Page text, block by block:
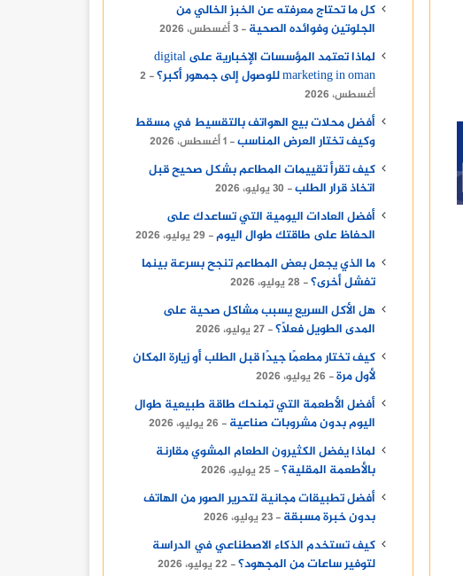
كل ما تحتاج معرفته عن الخبز الخالي من
الجلوتين وفوائده الصحية
3 أغسطس، 2026
لماذا تعتمد المؤسسات الإخبارية على digital
marketing in oman للوصول إلى جمهور أكبر؟
2
أغسطس، 2026
أفضل محلات بيع الهواتف بالتقسيط في مسقط
وكيف تختار العرض المناسب
1 أغسطس، 2026
كيف تقرأ تقييمات المطاعم بشكل صحيح قبل
اتخاذ قرار الطلب
30 يوليو، 2026
أفضل العادات اليومية التي تساعدك على
الحفاظ على طاقتك طوال اليوم
29 يوليو، 2026
ما الذي يجعل بعض المطاعم تنجح بسرعة بينما
تفشل أخرى؟
28 يوليو، 2026
هل الأكل السريع يسبب مشاكل صحية على
المدى الطويل فعلًا؟
27 يوليو، 2026
كيف تختار مطعمًا جيدًا قبل الطلب أو زيارة المكان
لأول مرة
26 يوليو، 2026
أفضل الأطعمة التي تمنحك طاقة طبيعية طوال
اليوم بدون مشروبات صناعية
26 يوليو، 2026
لماذا يفضل الكثيرون الطعام المشوي مقارنة
بالأطعمة المقلية؟
25 يوليو، 2026
أفضل تطبيقات مجانية لتحرير الصور من الهاتف
بدون خبرة مسبقة
23 يوليو، 2026
كيف تستخدم الذكاء الاصطناعي في الدراسة
لتوفير ساعات من المجهود؟
22 يوليو، 2026